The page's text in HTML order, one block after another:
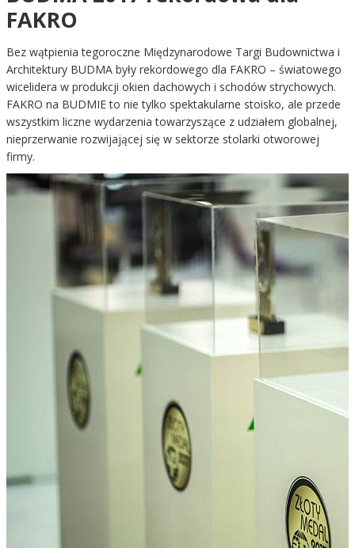
FAKRO
Bez wątpienia tegoroczne Międzynarodowe Targi Budownictwa i
Architektury BUDMA były rekordowego dla FAKRO – światowego
wicelidera w produkcji okien dachowych i schodów strychowych.
FAKRO na BUDMIE to nie tylko spektakularne stoisko, ale przede
wszystkim liczne wydarzenia towarzyszące z udziałem globalnej,
nieprzerwanie rozwijającej się w sektorze stolarki otworowej
firmy.